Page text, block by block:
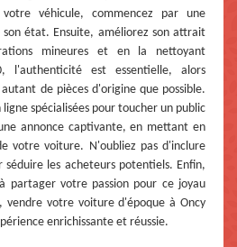
véhicule, commencez par une
état. Ensuite, améliorez son attrait
mineures et en la nettoyant
l'authenticité est essentielle, alors
de pièces d'origine que possible.
spécialisées pour toucher un public
annonce captivante, en mettant en
votre voiture. N'oubliez pas d'inclure
les acheteurs potentiels. Enfin,
partager votre passion pour ce joyau
vendre votre voiture d'époque à Oncy
enrichissante et réussie.